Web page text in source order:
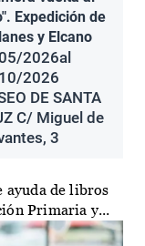
Expedición de
y Elcano
2026al
2026
DE SANTA
C/ Miguel de
3
ayuda de libros
Primaria y...